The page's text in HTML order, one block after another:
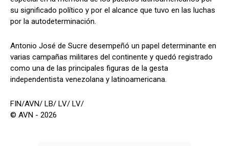
su significado político y por el alcance que tuvo en las luchas
por la autodeterminación.
Antonio José de Sucre desempeñó un papel determinante en
varias campañas militares del continente y quedó registrado
como una de las principales figuras de la gesta
independentista venezolana y latinoamericana.
FIN/AVN/ LB/ LV/ LV/
© AVN - 2026